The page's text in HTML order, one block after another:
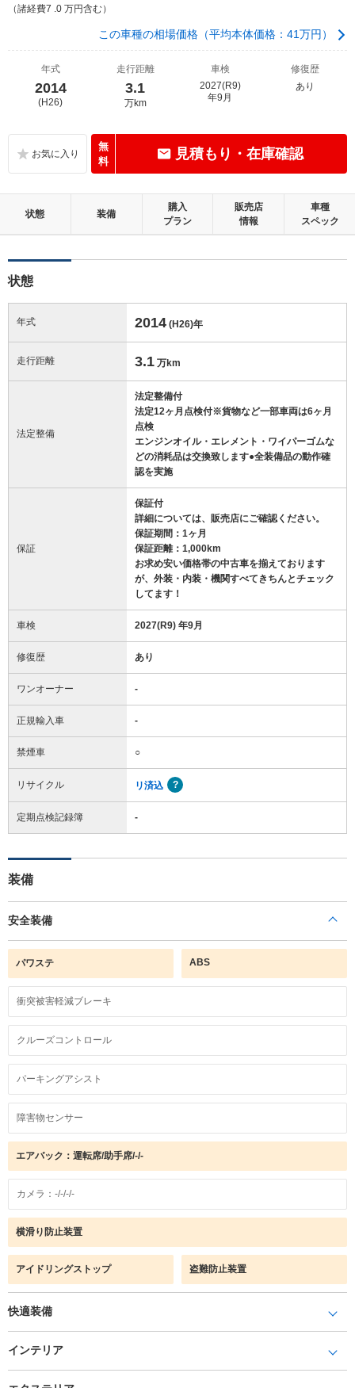
（諸経費7 .0 万円含む）
この車種の相場価格（平均本体価格：41万円）
年式
2014
(H26)
走行距離
3.1
万km
車検
2027(R9)
年9月
修復歴
あり
無
料
見積もり・在庫確認
状態 装備
購入
プラン
販売店
情報
車種
スペック
状態
年式 2014 (H26)年
走行距離 3.1 万km
法定整備
法定整備付
法定12ヶ月点検付※貨物など一部車両は6ヶ月
点検
エンジンオイル・エレメント・ワイパーゴムな
どの消耗品は交換致します●全装備品の動作確
認を実施
保証
保証付
詳細については、販売店にご確認ください。
保証期間：1ヶ月
保証距離：1,000km
お求め安い価格帯の中古車を揃えております
が、外装・内装・機関すべてきちんとチェック
してます！
車検 2027(R9) 年9月
修復歴 あり
ワンオーナー -
正規輸入車 -
禁煙車 ○
リサイクル リ済込
定期点検記録簿 -
装備
安全装備
パワステ ABS
衝突被害軽減ブレーキ
クルーズコントロール
パーキングアシスト
障害物センサー
エアバック：運転席/助手席/-/-
カメラ：-/-/-/-
横滑り防止装置
アイドリングストップ 盗難防止装置
快適装備
インテリア